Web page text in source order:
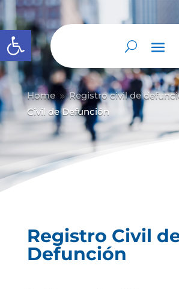
Abrir barra de herramientas
Home 9 Registro civil de
Civil de Defunción
Registro Civil
Defunción